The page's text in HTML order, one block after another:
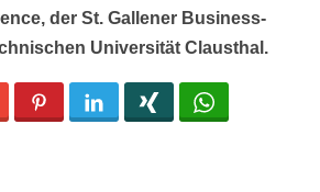
der St. Gallener Business-
Universität Clausthal.
Google+ Pinterest LinkedIn